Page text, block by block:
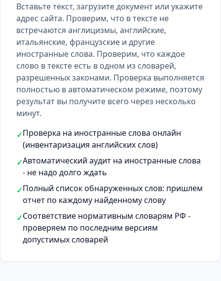
Вставьте текст, загрузите документ или укажите
адрес сайта. Проверим, что в тексте не
встречаются англицизмы, английские,
итальянские, французские и другие
иностранные слова. Проверим, что каждое
слово в тексте есть в одном из словарей,
разрешенных законами. Проверка выполняется
полностью в автоматическом режиме, поэтому
результат вы получите всего через несколько
минут.
✓Проверка на иностранные слова онлайн
(инвентаризация английских слов)
✓Автоматический аудит на иностранные слова
- не надо долго ждать
✓Полный список обнаруженных слов: пришлем
отчет по каждому найденному слову
✓Соответствие нормативным словарям РФ -
проверяем по последним версиям
допустимых словарей